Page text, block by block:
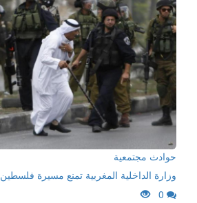
حوادث مجتمعية
وزارة الداخلية المغربية تمنع مسيرة فلسطين